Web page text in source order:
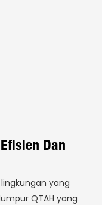
Dan
yang
QTAH yang